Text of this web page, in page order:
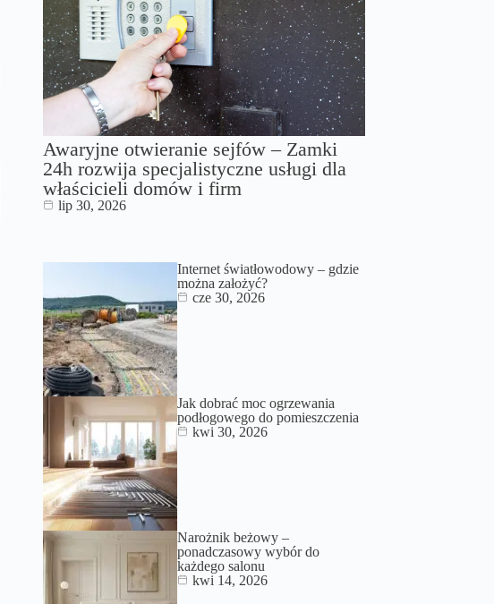
Awaryjne otwieranie sejfów – Zamki
24h rozwija specjalistyczne usługi dla
właścicieli domów i firm
lip 30, 2026
Internet światłowodowy – gdzie
można założyć?
cze 30, 2026
Jak dobrać moc ogrzewania
podłogowego do pomieszczenia
kwi 30, 2026
Narożnik beżowy –
ponadczasowy wybór do
każdego salonu
kwi 14, 2026